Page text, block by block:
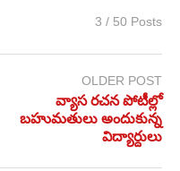
3 / 50 Posts
OLDER POST
వ్యాస రచన పోటీల్లో
బహుమతులు అందుకున్న
విద్యార్దులు